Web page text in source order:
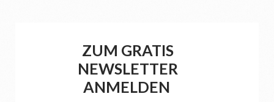
ZUM GRATIS
NEWSLETTER
ANMELDEN